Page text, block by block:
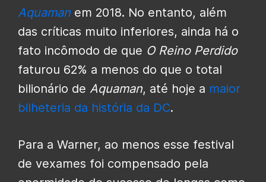
Aquaman em 2018. No entanto, além
das críticas muito inferiores, ainda há o
fato incômodo de que O Reino Perdido
faturou 62% a menos do que o total
bilionário de Aquaman, até hoje a maior
bilheteria da história da DC.
Para a Warner, ao menos esse festival
de vexames foi compensado pela